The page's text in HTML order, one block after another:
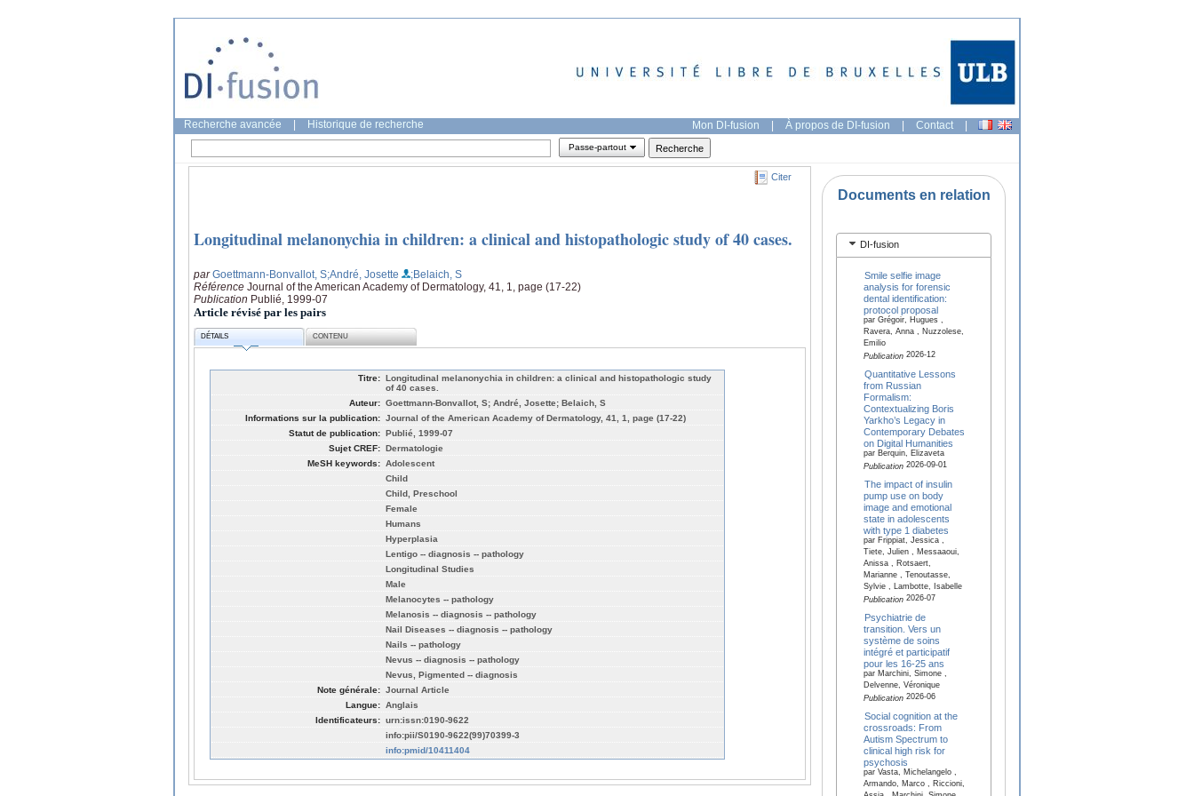
Recherche avancée Historique de recherche Mon DI-fusion | À propos de DI-fusion | Contact |
Passe-partout
Citer
Longitudinal melanonychia in children: a clinical and histopathologic study of 40 cases.
parGoettmann-Bonvallot, S;André, Josette
;Belaich, S
Référence Journal of the American Academy of Dermatology, 41, 1, page (17-22)
Publication Publié, 1999-07
Article révisé par les pairs
DÉTAILS CONTENU
Titre: Longitudinal melanonychia in children: a clinical and histopathologic study
of 40 cases.
Auteur: Goettmann-Bonvallot, S; André, Josette; Belaich, S
Informations sur la publication: Journal of the American Academy of Dermatology, 41, 1, page (17-22)
Statut de publication: Publié, 1999-07
Sujet CREF: Dermatologie
MeSH keywords: Adolescent
Child
Child, Preschool
Female
Humans
Hyperplasia
Lentigo -- diagnosis -- pathology
Longitudinal Studies
Male
Melanocytes -- pathology
Melanosis -- diagnosis -- pathology
Nail Diseases -- diagnosis -- pathology
Nails -- pathology
Nevus -- diagnosis -- pathology
Nevus, Pigmented -- diagnosis
Note générale: Journal Article
Langue: Anglais
Identificateurs: urn:issn:0190-9622
info:pii/S0190-9622(99)70399-3
info:pmid/10411404
Documents en relation
DI-fusion
Smile selfie image
analysis for forensic
dental identification:
protocol proposal
par Grégoir, Hugues ,
Ravera, Anna , Nuzzolese,
Emilio
Publication2026-12
Quantitative Lessons
from Russian
Formalism:
Contextualizing Boris
Yarkho’s Legacy in
Contemporary Debates
on Digital Humanities
par Berquin, Elizaveta
Publication2026-09-01
The impact of insulin
pump use on body
image and emotional
state in adolescents
with type 1 diabetes
par Frippiat, Jessica ,
Tiete, Julien , Messaaoui,
Anissa , Rotsaert,
Marianne , Tenoutasse,
Sylvie , Lambotte, Isabelle
Publication2026-07
Psychiatrie de
transition. Vers un
système de soins
intégré et participatif
pour les 16-25 ans
par Marchini, Simone ,
Delvenne, Véronique
Publication2026-06
Social cognition at the
crossroads: From
Autism Spectrum to
clinical high risk for
psychosis
par Vasta, Michelangelo ,
Armando, Marco , Riccioni,